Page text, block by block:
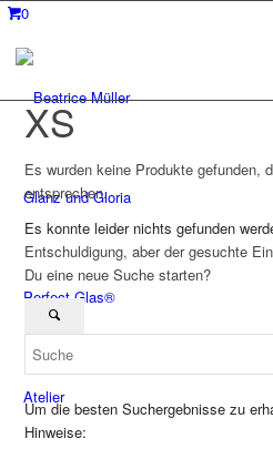
0
Glanz und Gloria
Perfect Glas®
Atelier
XS
Es wurden keine Produkte gefunden,
entsprechen.
Es konnte leider nichts gefunden
Entschuldigung, aber der gesuchte
Du eine neue Suche starten?
Um die besten Suchergebnisse zu
Hinweise: